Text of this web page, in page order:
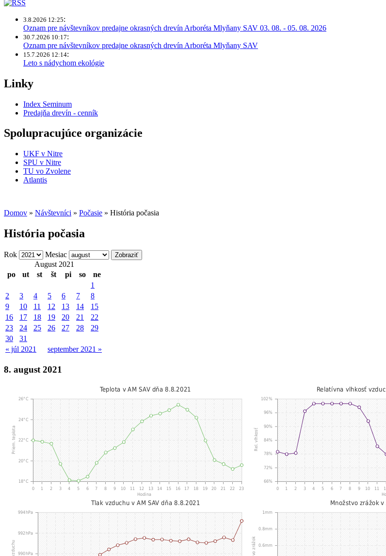
3.8.2026 12:25:
Oznam pre návštevníkov predajne okrasných drevín Arboréta Mlyňany SAV 03. 08. - 05. 08. 2026
30.7.2026 10:17:
Oznam pre návštevníkov predajne okrasných drevín Arboréta Mlyňany SAV
15.7.2026 12:14:
Leto s nádychom ekológie
Linky
Index Seminum
Predajňa drevín - cenník
Spolupracujúce organizácie
UKF v Nitre
SPU v Nitre
TU vo Zvolene
Atlantis
Domov » Návštevníci » Počasie » História počasia
História počasia
Rok
Mesiac
August 2021
po
ut st št pi so ne
« júl 2021 september 2021 »
1
2
3 4 5 6 7
8
9
10 11 12 13 14
15
16
17 18 19 20 21
22
23
24 25 26 27 28
29
30
31
8. august 2021